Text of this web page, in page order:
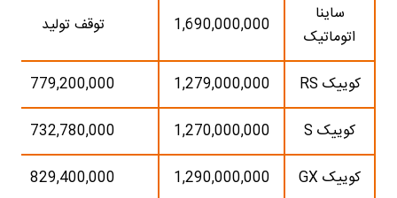
ساینا
اتوماتیک
1,690,000,000 توقف تولید
کوییک RS 1,279,000,000
779,200,000
کوییک S
1,270,000,000
732,780,000
کوییک GX
1,290,000,000
829,400,000